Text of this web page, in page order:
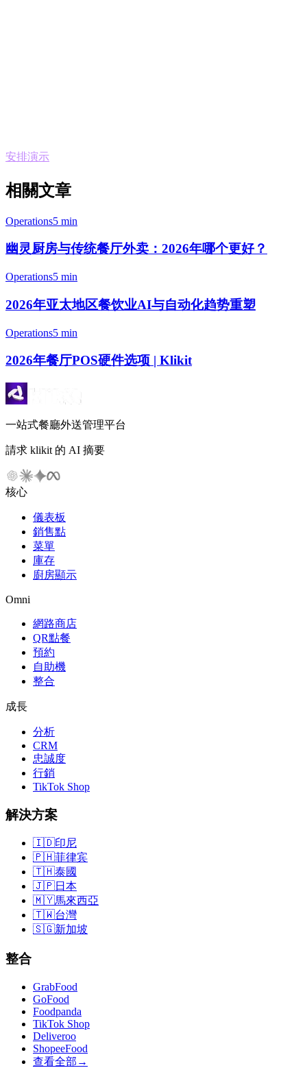
安排演示
相關文章
Operations5 min
幽灵厨房与传统餐厅外卖：2026年哪个更好？
Operations5 min
2026年亚太地区餐饮业AI与自动化趋势重塑
Operations5 min
2026年餐厅POS硬件选项 | Klikit
一站式餐廳外送管理平台
請求 klikit 的 AI 摘要
核心
儀表板
銷售點
菜單
庫存
廚房顯示
Omni
網路商店
QR點餐
預約
自助機
整合
成長
分析
CRM
忠誠度
行銷
TikTok Shop
解決方案
🇮🇩印尼
🇵🇭菲律宾
🇹🇭泰國
🇯🇵日本
🇲🇾馬來西亞
🇹🇼台灣
🇸🇬新加坡
整合
GrabFood
GoFood
Foodpanda
TikTok Shop
Deliveroo
ShopeeFood
查看全部 →